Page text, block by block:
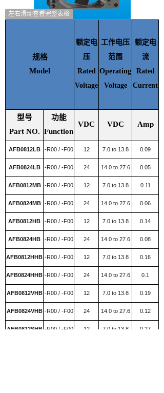
左右滑动查看完整表格
规格
Model
额定电
压
Rated
Voltage
工作电压
范围
Operating
Voltage
额定电
流
Rated
Current
型号
Part NO.
功能
Function
VDC VDC Amp
AFB0812LB -R00 / -F00 12 7.0 to 13.8 0.09
AFB0824LB -R00 / -F00 24 14.0 to 27.6 0.05
AFB0812MB -R00 / -F00 12 7.0 to 13.8 0.11
AFB0824MB -R00 / -F00 24 14.0 to 27.6 0.06
AFB0812HB -R00 / -F00 12 7.0 to 13.8 0.14
AFB0824HB -R00 / -F00 24 14.0 to 27.6 0.08
AFB0812HHB -R00 / -F00 12 7.0 to 13.8 0.16
AFB0824HHB -R00 / -F00 24 14.0 to 27.6 0.1
AFB0812VHB -R00 / -F00 12 7.0 to 13.8 0.19
AFB0824VHB -R00 / -F00 24 14.0 to 27.6 0.12
AFB0812SHB -R00 / -F00 12 7.0 to 13.8 0.27